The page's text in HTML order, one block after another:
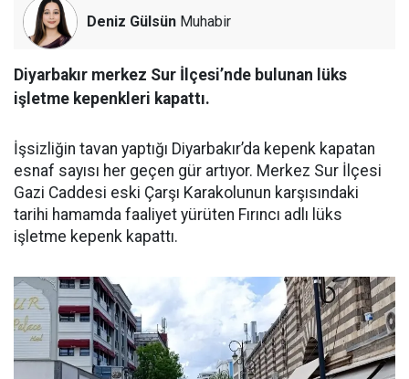
Deniz Gülsün Muhabir
Diyarbakır merkez Sur İlçesi’nde bulunan lüks
işletme kepenkleri kapattı.
İşsizliğin tavan yaptığı Diyarbakır’da kepenk kapatan
esnaf sayısı her geçen gür artıyor. Merkez Sur İlçesi
Gazi Caddesi eski Çarşı Karakolunun karşısındaki
tarihi hamamda faaliyet yürüten Fırıncı adlı lüks
işletme kepenk kapattı.